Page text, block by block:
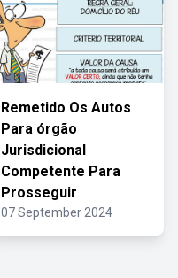
Remetido Os Autos
Para órgão
Jurisdicional
Competente Para
Prosseguir
07 September 2024